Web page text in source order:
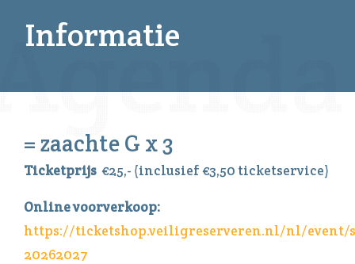
Informatie
= zaachte G x 3
Ticketprijs €25,- (inclusief €3,50 ticketservice)
Online voorverkoop:
https://ticketshop.veiligreserveren.nl/nl/event/
20262027